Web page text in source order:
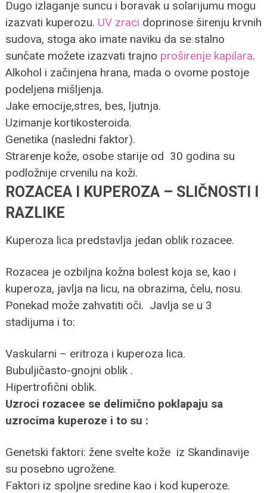
Dugo izlaganje suncu i boravak u solarijumu mogu
izazvati kuperozu. UV zraci doprinose širenju krvnih
sudova, stoga ako imate naviku da se stalno
sunčate možete izazvati trajno proširenje kapilara.
Alkohol i začinjena hrana, mada o ovome postoje
podeljena mišljenja.
Jake emocije,stres, bes, ljutnja.
Uzimanje kortikosteroida.
Genetika (nasledni faktor).
Strarenje kože, osobe starije od 30 godina su
podložnije crvenilu na koži.
ROZACEA I KUPEROZA – SLIČNOSTI I
RAZLIKE
Kuperoza lica predstavlja jedan oblik rozacee.
Rozacea je ozbiljna kožna bolest koja se, kao i
kuperoza, javlja na licu, na obrazima, čelu, nosu.
Ponekad može zahvatiti oči. Javlja se u 3
stadijuma i to:
Vaskularni – eritroza i kuperoza lica.
Bubuljičasto-gnojni oblik .
Hipertrofični oblik.
Uzroci rozacee se delimično poklapaju sa
uzrocima kuperoze i to su :
Genetski faktori: žene svelte kože iz Skandinavije
su posebno ugrožene.
Faktori iz spoljne sredine kao i kod kuperoze.